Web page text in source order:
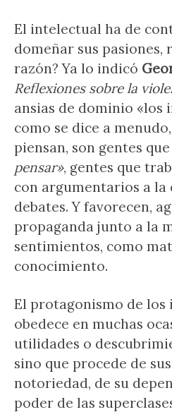
El intelectual ha de
domeñar sus pasiones,
razón? Ya lo indicó
Reflexiones sobre la
ansias de dominio «los
como se dice a
piensan, son gentes que
pensar», gentes que
con argumentarios a la
debates. Y favorecen,
propaganda junto a la
sentimientos, como
conocimiento.
El protagonismo de los
obedece en muchas
utilidades o
sino que procede de
notoriedad, de su
poder de las